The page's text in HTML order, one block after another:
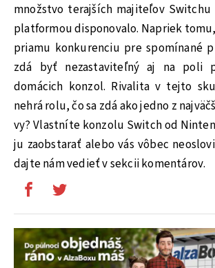
množstvo terajších majiteľov
platformou disponovalo. Napriek
priamu konkurenciu pre spomínané
zdá byť nezastaviteľný aj na poli
domácich konzol. Rivalita v tejto
nehrá rolu, čo sa zdá ako jedno z
vy? Vlastníte konzolu Switch od
ju zaobstarať alebo vás vôbec
dajte nám vedieť v sekcii komentárov.